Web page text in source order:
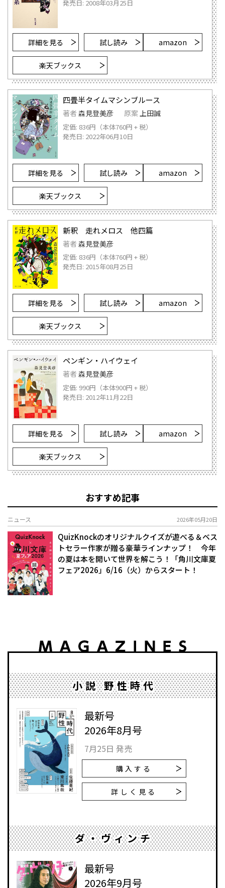
発売日: 2008年03月25日
詳細を見る 試し読み amazon
楽天ブックス
四畳半タイムマシンブルース
著者 森見登美彦 原案上田誠
定価: 836円（本体760円 + 税）
発売日: 2022年06月10日
詳細を見る 試し読み amazon
楽天ブックス
新釈 走れメロス 他四篇
著者 森見登美彦
定価: 836円（本体760円 + 税）
発売日: 2015年08月25日
詳細を見る 試し読み amazon
楽天ブックス
ペンギン・ハイウェイ
著者 森見登美彦
定価: 990円（本体900円 + 税）
発売日: 2012年11月22日
詳細を見る 試し読み amazon
楽天ブックス
おすすめ記事
ニュース 2026年05月20日
QuizKnockのオリジナルクイズが遊べる＆ベス
トセラー作家が贈る豪華ラインナップ！ 今年
の夏は本を開いて世界を解こう！「角川文庫夏
フェア2026」6/16（火）からスタート！
小説 野性時代
最新号
2026年8月号
7月25日 発売
購入する
詳しく見る
ダ・ヴィンチ
最新号
2026年9月号